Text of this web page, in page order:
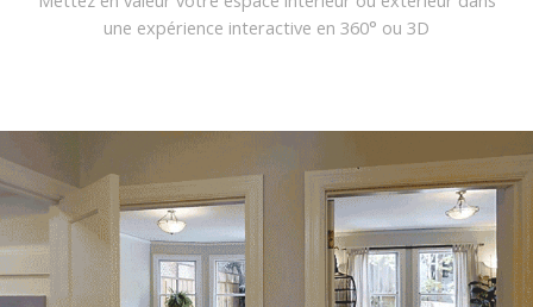
une expérience interactive en 360° ou 3D